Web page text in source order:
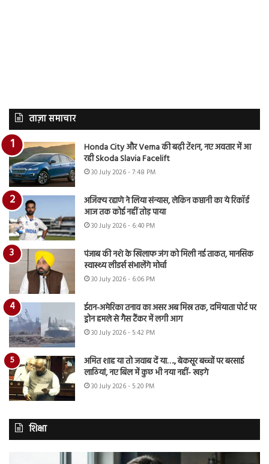
ताज़ा समाचार
Honda City और Verna की बढ़ी टेंशन, नए अवतार में आ
रही Skoda Slavia Facelift
30 July 2026 - 7:48 PM
अजिंक्य रहाणे ने लिया संन्यास, लेकिन कप्तानी का ये रिकॉर्ड
आज तक कोई नहीं तोड़ पाया
30 July 2026 - 6:40 PM
पंजाब की नशे के खिलाफ जंग को मिली नई ताकत, मानसिक
स्वास्थ्य लीडर्स संभालेंगे मोर्चा
30 July 2026 - 6:06 PM
ईरान-अमेरिका तनाव का असर अब मिस्र तक, दमियाता पोर्ट पर
ड्रोन हमले से गैस टैंकर में लगी आग
30 July 2026 - 5:42 PM
अमित शाह या तो जवाब दें या…., बेकसूर बच्चों पर बरसाई
लाठियां, नए बिल में कुछ भी नया नहीं- खड़गे
30 July 2026 - 5:20 PM
शिक्षा